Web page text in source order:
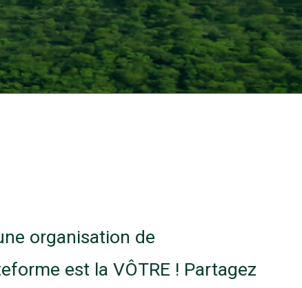
organisation de
est la VÔTRE ! Partagez